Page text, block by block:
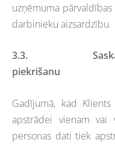
uzņēmuma
darbinieku aizsardzību.
3.3.
piekrišanu
Gadījumā, kad
apstrādei vienam vai
personas dati tiek